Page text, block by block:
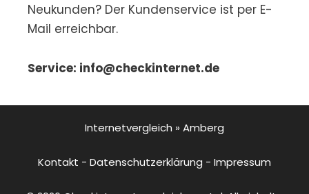
Neukunden? Der Kundenservice ist per E-
Mail erreichbar.
Service: info@checkinternet.de
Internetvergleich » Amberg
Kontakt - Datenschutzerklärung - Impressum